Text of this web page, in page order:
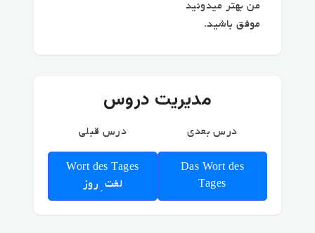
من بهتر میدونید
موفق باشید.
مدیریت دروس
درس قبلی
Wort des Tages
لغت ِ روز
درس بعدی
Das Wort des
Tages